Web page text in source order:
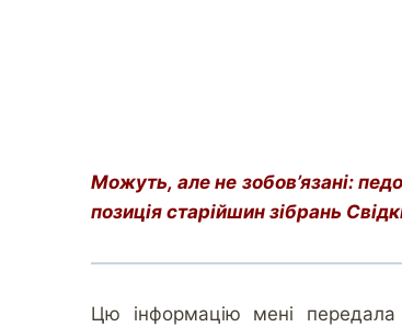
Можуть, але не зобов’язані:
позиція старійшин зібрань
Цю інформацію мені